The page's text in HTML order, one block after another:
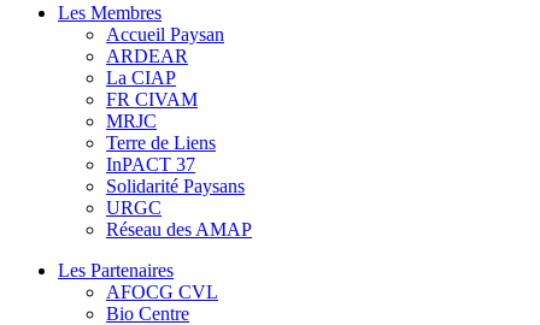
Les Membres
Accueil Paysan
ARDEAR
La CIAP
FR CIVAM
MRJC
Terre de Liens
InPACT 37
Solidarité Paysans
URGC
Réseau des AMAP
Les Partenaires
AFOCG CVL
Bio Centre